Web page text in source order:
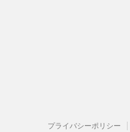
プライバシーポリシー